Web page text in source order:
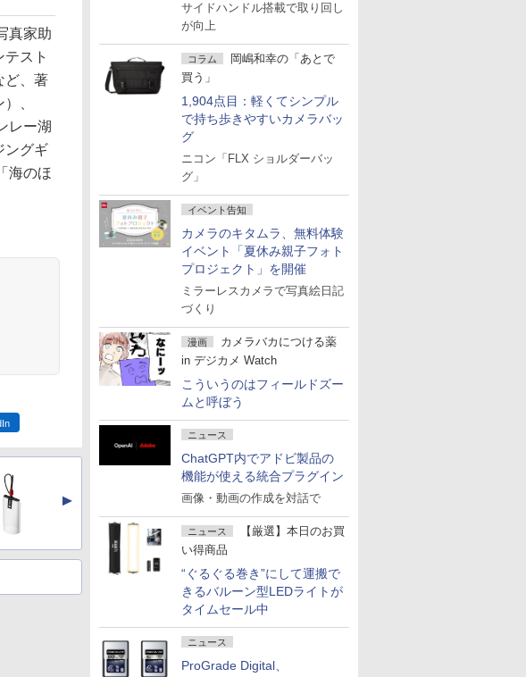
サイドハンドル搭載で取り回し
が向上
コラム
岡嶋和幸の「あとで
買う」
1,904点目：軽くてシンプル
で持ち歩きやすいカメラバッ
グ
ニコン「FLX ショルダーバッ
グ」
イベント告知
カメラのキタムラ、無料体験
イベント「夏休み親子フォト
プロジェクト」を開催
ミラーレスカメラで写真絵日記
づくり
漫画
カメラバカにつける薬
in デジカメ Watch
こういうのはフィールドズー
ムと呼ぼう
ニュース
ChatGPT内でアドビ製品の
機能が使える統合プラグイン
画像・動画の作成を対話で
ニュース
【厳選】本日のお買
い得商品
“ぐるぐる巻き”にして運搬で
きるバルーン型LEDライトが
タイムセール中
ニュース
ProGrade Digital、
真家助
スト
ど、著
、
レー湖
ングギ
海のほ
▲